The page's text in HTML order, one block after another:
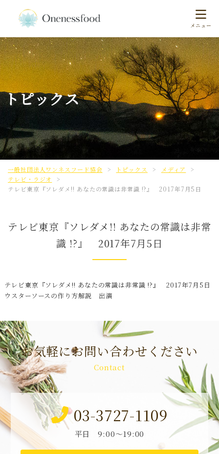
トピックス
一般社団法人ワンネスフード協会 > トピックス > メディア
>
テレビ・ラジオ
>
テレビ東京『ソレダメ!! あなたの常識は非常識 !?』 2017年7月5日
テレビ東京『ソレダメ!! あなたの常識は非常
識 !?』 2017年7月5日
テレビ東京『ソレダメ!! あなたの常識は非常識 !?』 2017年7月5日
ウスターソースの作り方解説 出演
お気軽にお問い合わせください
Contact
03-3727-1109
平日 9:00～19:00